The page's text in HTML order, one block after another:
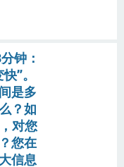
钟：
”。
是多
？如
对您
您在
信息